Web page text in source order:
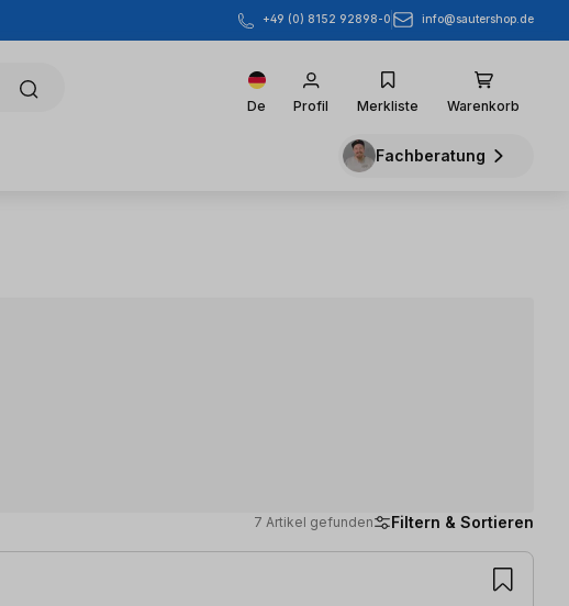
+49 (0) 8152 92898-0 info@sautershop.de
De Profil Merkliste Warenkorb
Fachberatung
7 Artikel gefunden Filtern & Sortieren